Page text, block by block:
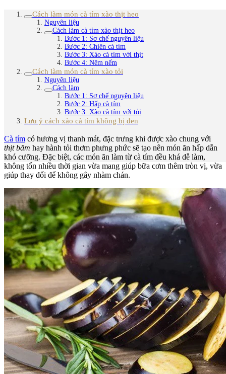
Cách làm món cà tím xào thịt heo
Nguyên liệu
Cách làm cà tím xào thịt heo
Bước 1: Sơ chế nguyên liệu
Bước 2: Chiên cà tím
Bước 3: Xào cà tím với thịt
Bước 4: Nêm nếm
Cách làm món cà tím xào tỏi
Nguyên liệu
Cách làm
Bước 1: Sơ chế nguyên liệu
Bước 2: Hấp cà tím
Bước 3: Xào cà tím với tỏi
Lưu ý cách xào cà tím không bị đen
Cà tím có hương vị thanh mát, đặc trưng khi được xào chung với
thịt băm hay hành tỏi thơm phưng phức sẽ tạo nên món ăn hấp dẫn
khó cưỡng. Đặc biệt, các món ăn làm từ cà tím đều khá dễ làm,
không tốn nhiều thời gian vừa mang giúp bữa cơm thêm tròn vị, vừa
giúp thay đổi để không gây nhàm chán.